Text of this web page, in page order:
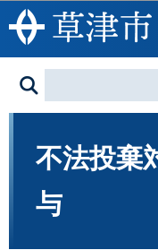
この
不法投棄
与